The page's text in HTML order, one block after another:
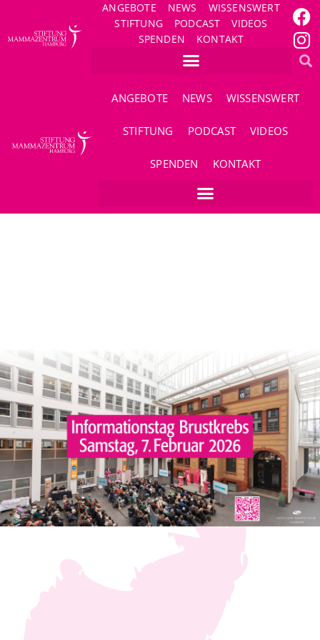
ANGEBOTE NEWS
WISSENSWERT
STIFTUNG
PODCAST
VIDEOS
SPENDEN
KONTAKT
ANGEBOTE NEWS WISSENSWERT
STIFTUNG PODCAST VIDEOS
SPENDEN KONTAKT